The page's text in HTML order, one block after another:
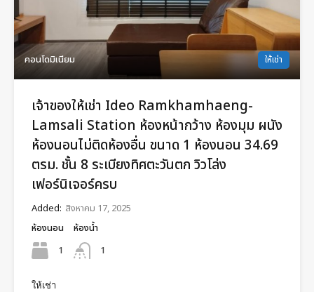
คอนโดมิเนียม ให้เช่า
เจ้าของให้เช่า Ideo Ramkhamhaeng-
Lamsali Station ห้องหน้ากว้าง ห้องมุม ผนัง
ห้องนอนไม่ติดห้องอื่น ขนาด 1 ห้องนอน 34.69
ตรม. ชั้น 8 ระเบียงทิศตะวันตก วิวโล่ง
เฟอร์นิเจอร์ครบ
Added: สิงหาคม 17, 2025
ห้องนอน
1
ห้องน้ำ
1
ให้เช่า